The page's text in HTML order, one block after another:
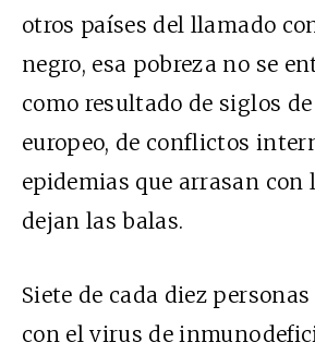
otros países del llamado
negro, esa pobreza no se
como resultado de siglos
europeo, de conflictos
epidemias que arrasan con
dejan las balas.
Siete de cada diez
con el virus de